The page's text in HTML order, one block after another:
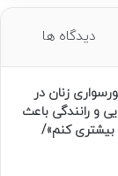
دیدگاه ها
زنان در
و رانندگی باعث
کنم»/